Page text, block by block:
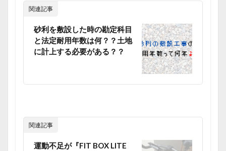
関連記事
砂利を敷設した時の勘定科目
と法定耐用年数は何？？土地
に計上する必要がある？？
関連記事
運動不足が『FIT BOX LITE